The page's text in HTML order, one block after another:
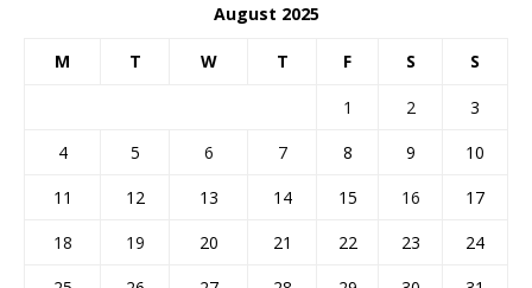
August 2025
M T W T F S S
1 2
3
4
5 6 7 8 9
10
11
12 13 14 15 16
17
18
19 20 21 22 23
24